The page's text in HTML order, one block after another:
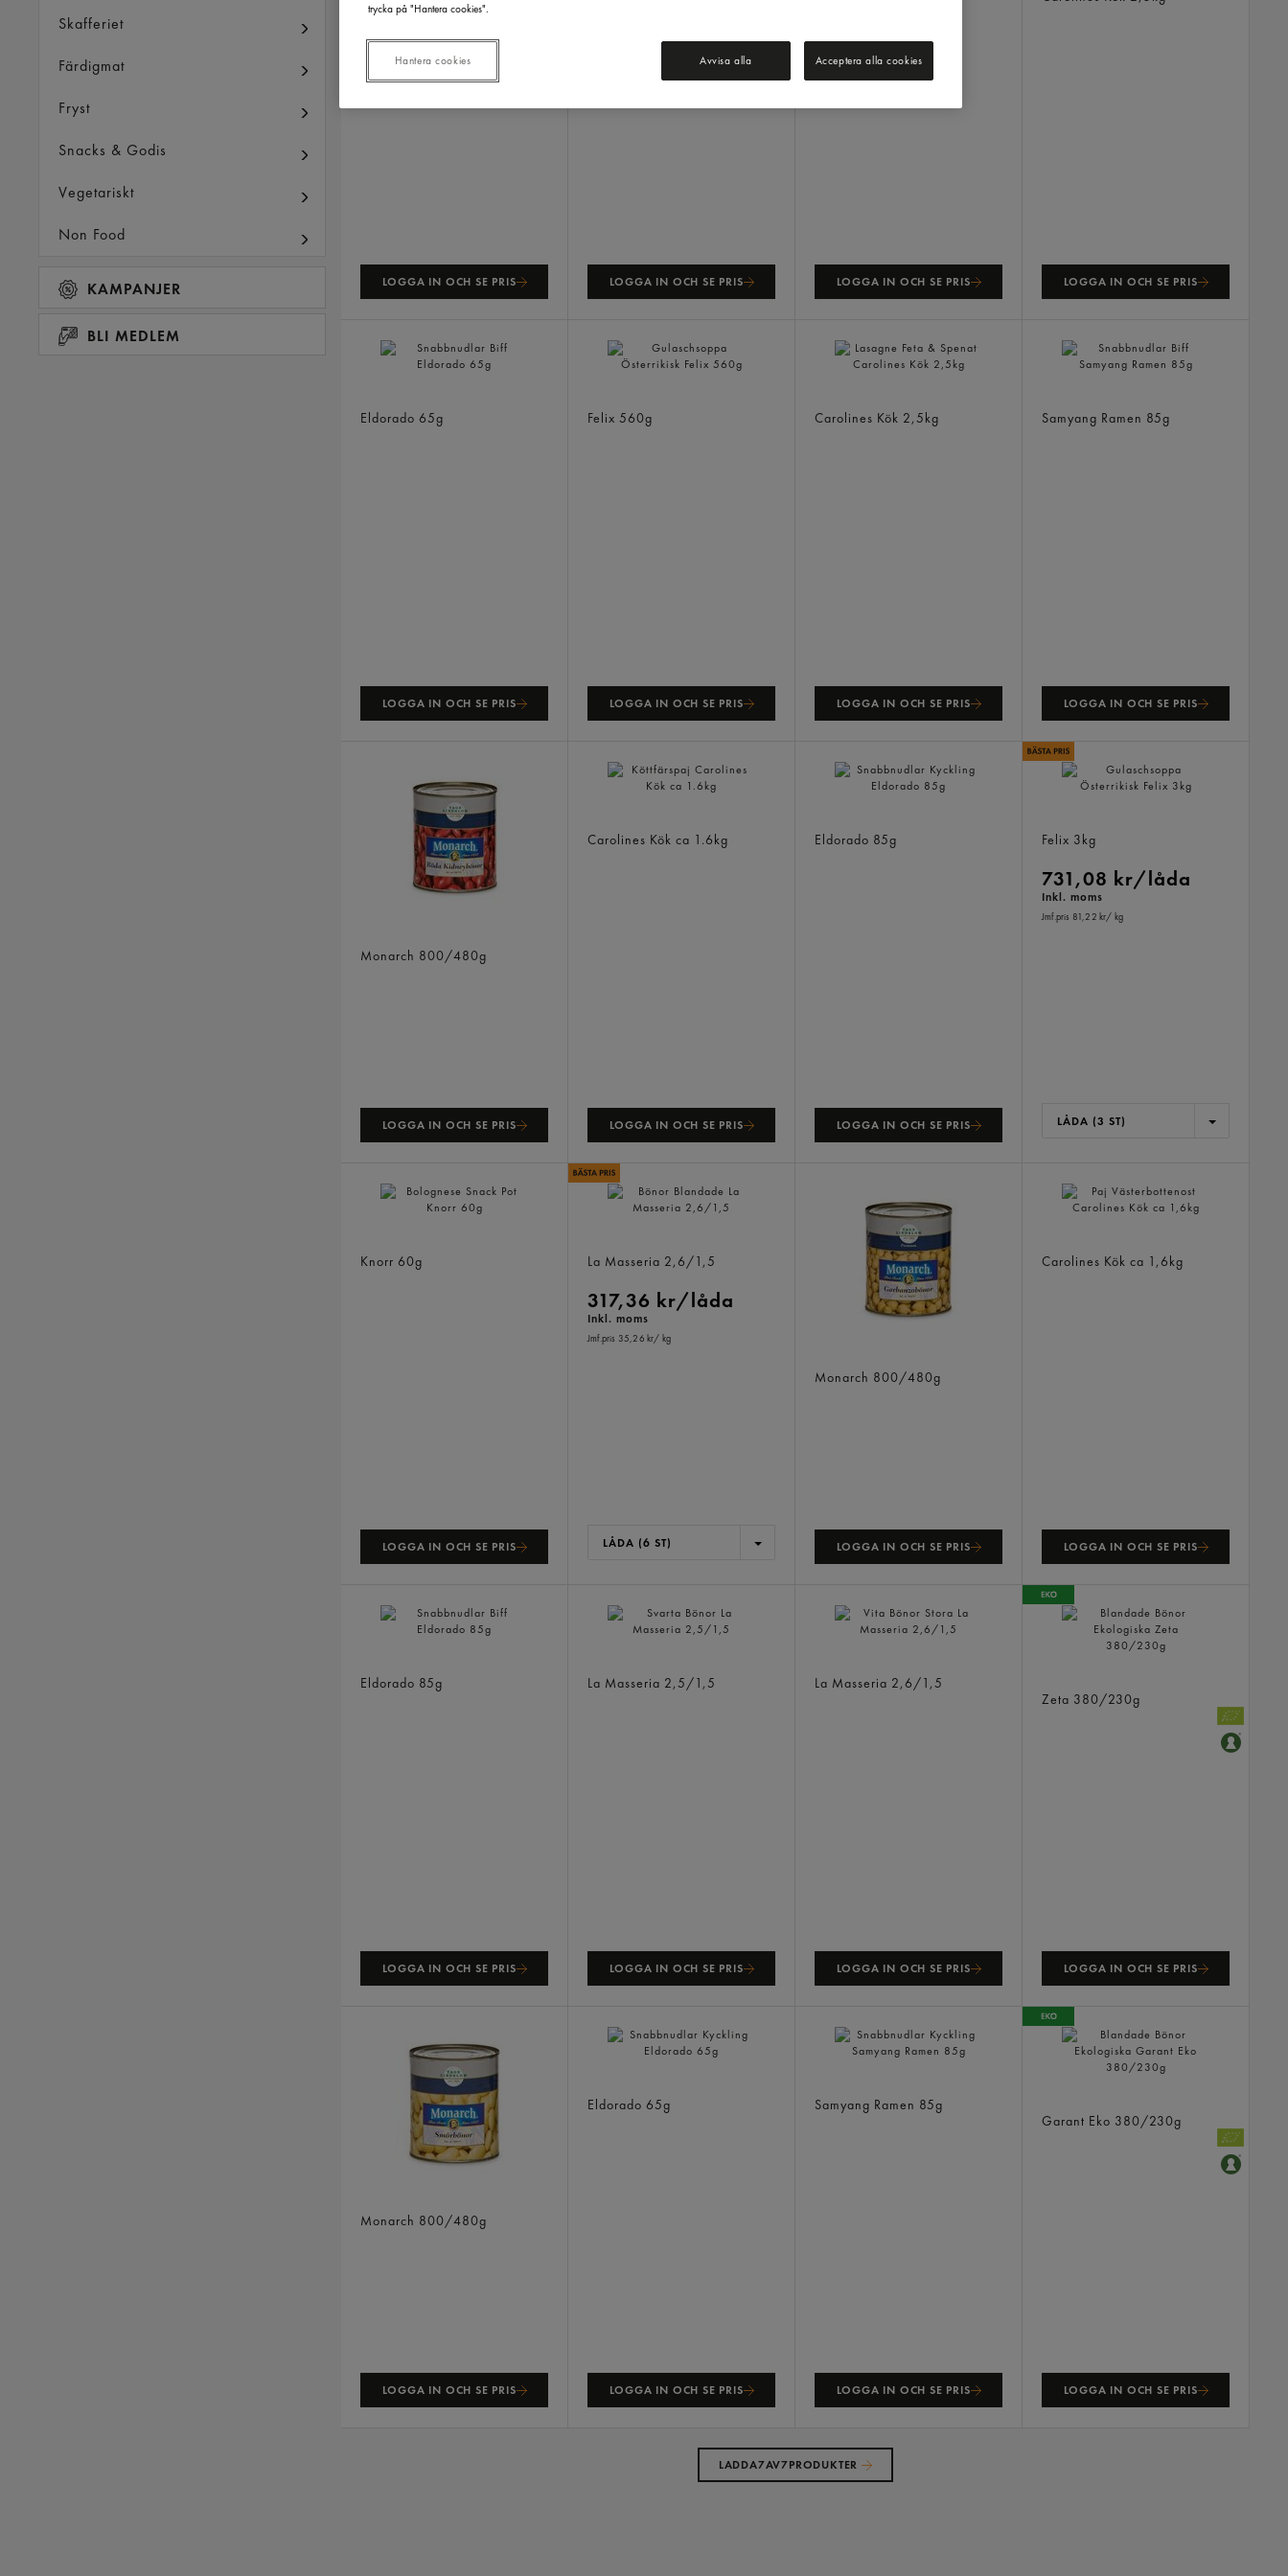
Skafferiet
Färdigmat
Fryst
Snacks & Godis
Vegetariskt
Non Food
KAMPANJER
BLI MEDLEM
LOGGA IN OCH SE PRIS LOGGA IN OCH SE PRIS LOGGA IN OCH SE PRIS LOGGA IN OCH SE PRIS
Eldorado 65g
LOGGA IN OCH SE PRIS
Felix 560g
LOGGA IN OCH SE PRIS
Carolines Kök 2,5kg
LOGGA IN OCH SE PRIS
Samyang Ramen 85g
LOGGA IN OCH SE PRIS
Monarch 800/480g
LOGGA IN OCH SE PRIS
Carolines Kök ca 1.6kg
LOGGA IN OCH SE PRIS
Eldorado 85g
LOGGA IN OCH SE PRIS
Felix 3kg
731,08 kr/låda
Inkl. moms
Jmf.pris 81,22 kr/ kg
LÅDA (3 ST)
Knorr 60g
LOGGA IN OCH SE PRIS
La Masseria 2,6/1,5
317,36 kr/låda
Inkl. moms
Jmf.pris 35,26 kr/ kg
LÅDA (6 ST)
Monarch 800/480g
LOGGA IN OCH SE PRIS
Carolines Kök ca 1,6kg
LOGGA IN OCH SE PRIS
Eldorado 85g
LOGGA IN OCH SE PRIS
La Masseria 2,5/1,5
LOGGA IN OCH SE PRIS
La Masseria 2,6/1,5
LOGGA IN OCH SE PRIS
Zeta 380/230g
LOGGA IN OCH SE PRIS
Monarch 800/480g
LOGGA IN OCH SE PRIS
Eldorado 65g
LOGGA IN OCH SE PRIS
Samyang Ramen 85g
LOGGA IN OCH SE PRIS
Garant Eko 380/230g
LOGGA IN OCH SE PRIS
LADDA7AV7PRODUKTER
trycka på "Hantera cookies".
Avvisa alla Acceptera alla cookies
Hantera cookies